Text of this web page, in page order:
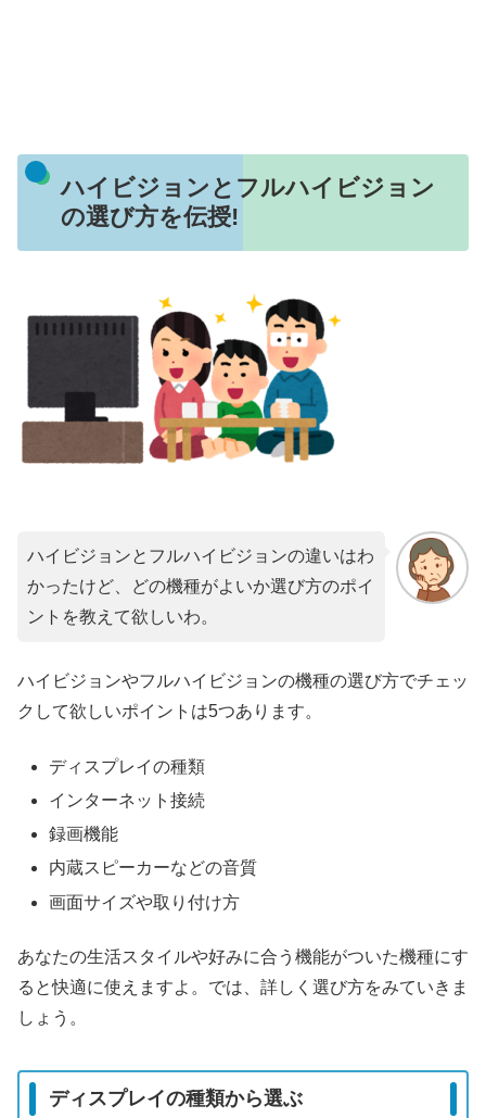
ハイビジョンとフルハイビジョン
の選び方を伝授!
ハイビジョンとフルハイビジョンの違いはわ
かったけど、どの機種がよいか選び方のポイ
ントを教えて欲しいわ。
ハイビジョンやフルハイビジョンの機種の選び方でチェッ
クして欲しいポイントは5つあります。
ディスプレイの種類
インターネット接続
録画機能
内蔵スピーカーなどの音質
画面サイズや取り付け方
あなたの生活スタイルや好みに合う機能がついた機種にす
ると快適に使えますよ。では、詳しく選び方をみていきま
しょう。
ディスプレイの種類から選ぶ